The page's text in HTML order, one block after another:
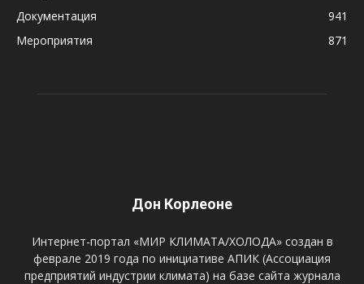
Документация
941
Мероприятия
871
Дон Корлеоне
Интернет-портал «МИР КЛИМАТА/ХОЛОДА» создан в
феврале 2019 года по инициативе АПИК (Ассоциация
предприятий индустрии климата) на базе сайта журнала